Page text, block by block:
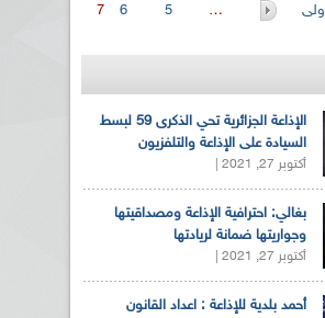
…
5
6
7
الإذاعة الجزائرية تحي الذكرى 59 لبسط
السيادة على الإذاعة والتلفزيون
أكتوبر 27, 2021 |
بغالي: احترافية الإذاعة ومصداقيتها
وجواريتها ضمانة لريادتها
أكتوبر 27, 2021 |
أحمد بلدية للإذاعة : اعداد القانون